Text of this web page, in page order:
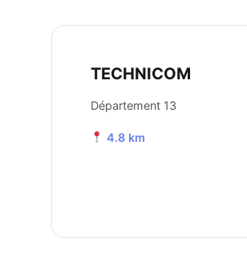
TECHNICOM
Département 13
4.8 km